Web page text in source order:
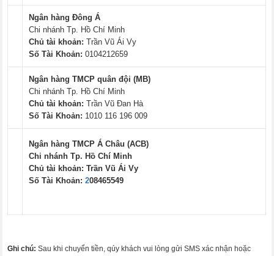
Ngân hàng Đông Á
Chi nhánh Tp. Hồ Chí Minh
Chủ tài khoản: Trần Vũ Ái Vy
Số Tài Khoản: 0104212659
Ngân hàng TMCP quân đội (MB)
Chi nhánh Tp. Hồ Chí Minh
Chủ tài khoản: Trần Vũ Đan Hà
Số Tài Khoản: 1010 116 196 009
Ngân hàng TMCP Á Châu (ACB)
Chi nhánh Tp. Hồ Chí Minh
Chủ tài khoản: Trần Vũ Ái Vy
Số Tài Khoản: 208465549
Ghi chú: Sau khi chuyển tiền, qúy khách vui lòng gửi SMS xác nhận hoặc